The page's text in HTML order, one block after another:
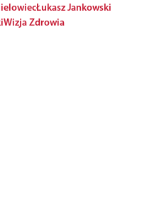
Łukasz Jankowski
Wizja Zdrowia